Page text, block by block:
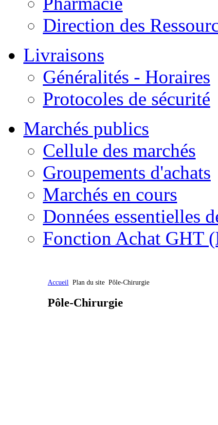
Direction des
Livraisons
Généralités - Horaires
Protocoles de sécurité
Marchés publics
Cellule des marchés
Groupements d'achats
Marchés en cours
Données essentielles
Fonction Achat GHT
Accueil Plan du site Pôle-Chirurgie
Pôle-Chirurgie